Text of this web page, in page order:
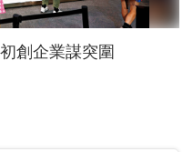
放權重模型 硅谷初創企業謀突圍